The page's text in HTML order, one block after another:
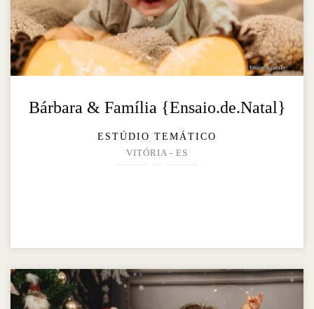
Bárbara & Família {Ensaio.de.Natal}
ESTÚDIO TEMÁTICO
VITÓRIA - ES